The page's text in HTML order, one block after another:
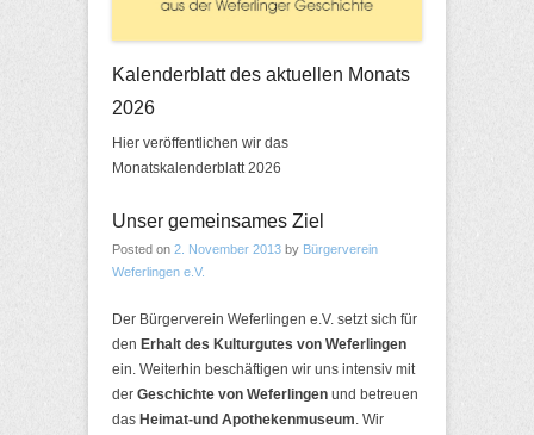
Kalenderblatt des aktuellen Monats
2026
Hier veröffentlichen wir das
Monatskalenderblatt 2026
Unser gemeinsames Ziel
Posted on 2. November 2013 by Bürgerverein
Weferlingen e.V.
Der Bürgerverein Weferlingen e.V. setzt sich für
den Erhalt des Kulturgutes von Weferlingen
ein. Weiterhin beschäftigen wir uns intensiv mit
der Geschichte von Weferlingen und betreuen
das Heimat-und Apothekenmuseum. Wir